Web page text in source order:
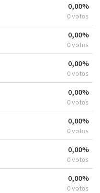
0,00%
0 votos
0,00%
0 votos
0,00%
0 votos
0,00%
0 votos
0,00%
0 votos
0,00%
0 votos
0,00%
0 votos